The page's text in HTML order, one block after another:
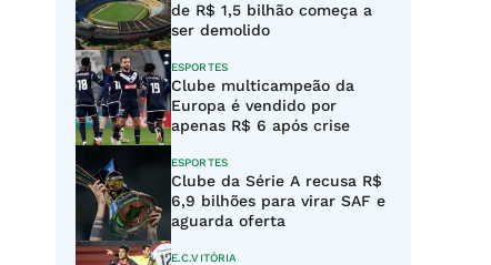
de R$ 1,5 bilhão começa a
ser demolido
ESPORTES
Clube multicampeão da
Europa é vendido por
apenas R$ 6 após crise
ESPORTES
Clube da Série A recusa R$
6,9 bilhões para virar SAF e
aguarda oferta
E.C.VITÓRIA